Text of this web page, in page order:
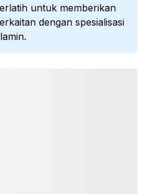
untuk memberikan
dengan spesialisasi